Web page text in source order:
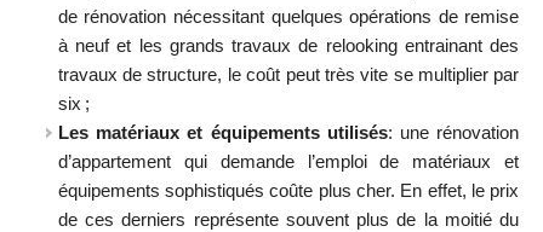
de rénovation nécessitant quelques opérations de remise
à neuf et les grands travaux de relooking entrainant des
travaux de structure, le coût peut très vite se multiplier par
six ;
Les matériaux et équipements utilisés: une rénovation
d’appartement qui demande l’emploi de matériaux et
équipements sophistiqués coûte plus cher. En effet, le prix
de ces derniers représente souvent plus de la moitié du